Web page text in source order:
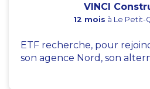
VINCI
12 mois à Le Petit-
ETF recherche, pour
son agence Nord, son